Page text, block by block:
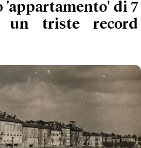
'appartamento' di 7
un triste record